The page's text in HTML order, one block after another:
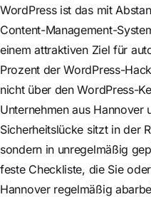
WordPress ist das mit
Content-Management-
einem attraktiven Ziel für
Prozent der WordPress-
nicht über den WordPress-
Unternehmen aus
Sicherheitslücke sitzt in der
sondern in unregelmäßig
feste Checkliste, die Sie
Hannover regelmäßig